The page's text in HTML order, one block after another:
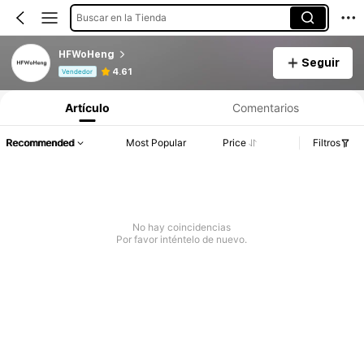
Buscar en la Tienda
HFWoHeng
Vendedor 4.61
Seguir
Artículo Comentarios
Recommended Most Popular Price Filtros
No hay coincidencias
Por favor inténtelo de nuevo.